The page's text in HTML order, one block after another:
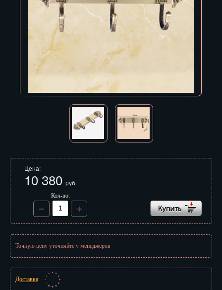
Волгоград
Вологда
Екатеринбург
Зеленоград
Иркутск
Казань
Цена:
10 380 руб.
Кол-во:
Точную цену уточняйте у менеджеров
Доставка: